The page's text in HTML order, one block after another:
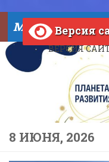
Skip to content
ВЕРСИЯ
Версия
8 ИЮНЯ, 2026